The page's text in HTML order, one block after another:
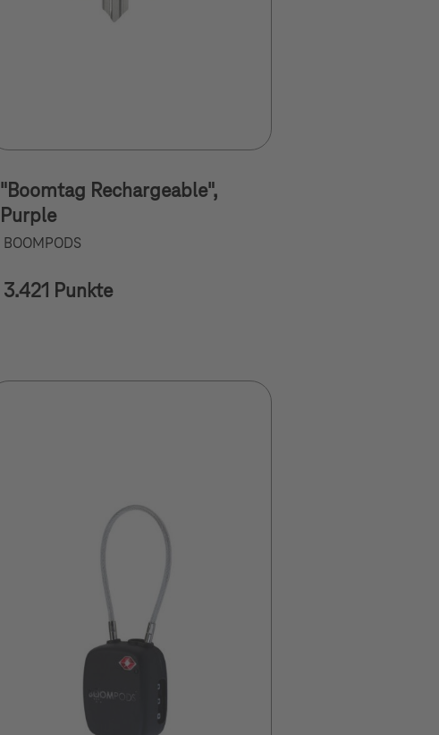
"Boomtag Rechargeable",
Purple
BOOMPODS
3.421 Punkte